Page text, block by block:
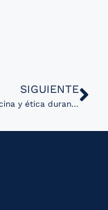
SIGUIENTE
Telemedicina y ética durante la emergencia sanitaria